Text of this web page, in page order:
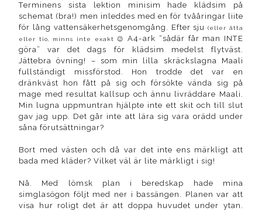
Terminens sista lektion minisim hade klädsim på
schemat (bra!) men inleddes med en för tvååringar liite
för lång vattensäkerhetsgenomgång. Efter sju(eller åtta
eller tio, minns inte exakt 😉
A4-ark “sådär får man INTE
göra” var det dags för klädsim medelst flytväst.
Jättebra övning! – som min lilla skräckslagna Maali
fullständigt missförstod. Hon trodde det var en
dränkväst hon fått på sig och försökte vända sig på
mage med resultat kallsup och ännu livräddare Maali.
Min lugna uppmuntran hjälpte inte ett skit och till slut
gav jag upp. Det går inte att lära sig vara orädd under
såna förutsättningar?
Bort med västen och då var det inte ens märkligt att
bada med kläder? Vilket väl är lite märkligt i sig!
Nå. Med lömsk plan i beredskap hade mina
simglasögon följt med ner i bassängen. Planen var att
visa hur roligt det är att doppa huvudet under ytan.